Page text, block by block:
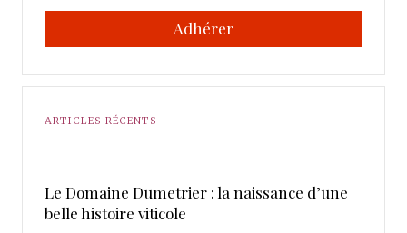
Adhérer
ARTICLES RÉCENTS
Le Domaine Dumetrier : la naissance d’une
belle histoire viticole